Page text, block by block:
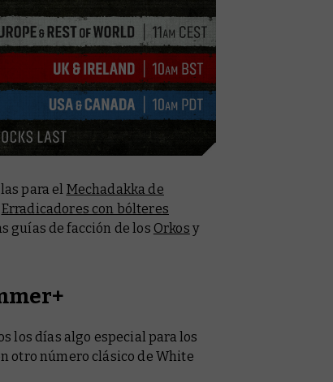
para el Mechadakka de
Erradicadores con bólteres
guías de facción de los Orkos y
los días algo especial para los
otro número clásico de White